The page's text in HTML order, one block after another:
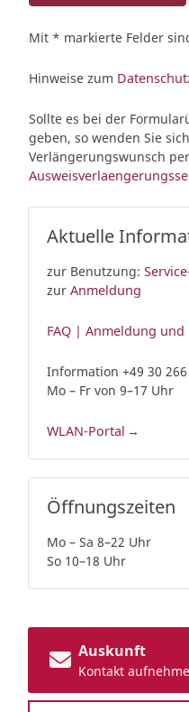
Mit * markierte Felder
Hinweise zum
Sollte es bei der
geben, so wenden Sie
Verlängerungswunsch
Aktuelle
zur Benutzung:
zur Anmeldung
FAQ | Anmeldung und
Information +49 30 266
Mo – Fr von 9–17 Uhr
WLAN-Portal
Öffnungszeiten
Mo – Sa 8–22 Uhr
So 10–18 Uhr
Auskunft
Kontakt